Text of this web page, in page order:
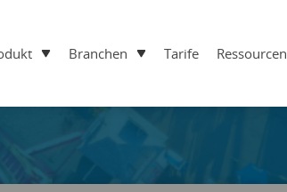
Branchen Tarife Ressourcen